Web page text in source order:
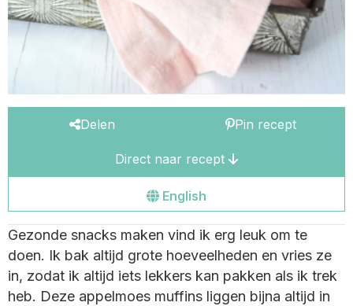
Delen Pin recept
English
the
english
site
Direct naar recept
Gezonde snacks maken vind ik erg leuk om te
doen. Ik bak altijd grote hoeveelheden en vries ze
in, zodat ik altijd iets lekkers kan pakken als ik trek
heb. Deze appelmoes muffins liggen bijna altijd in